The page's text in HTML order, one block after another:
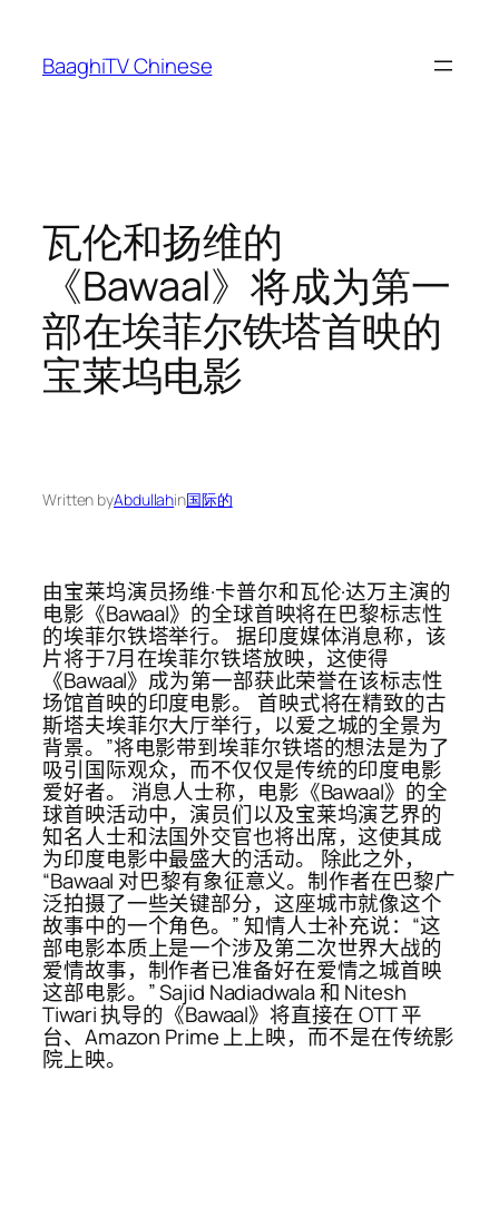
content
BaaghiTV Chinese
瓦伦和扬维的
《Bawaal》将成为第一
部在埃菲尔铁塔首映的
宝莱坞电影
Written byAbdullahin国际的
由宝莱坞演员扬维·卡普尔和瓦伦·达万主演的
电影《Bawaal》的全球首映将在巴黎标志性
的埃菲尔铁塔举行。 据印度媒体消息称，该
片将于7月在埃菲尔铁塔放映，这使得
《Bawaal》成为第一部获此荣誉在该标志性
场馆首映的印度电影。 首映式将在精致的古
斯塔夫埃菲尔大厅举行，以爱之城的全景为
背景。”将电影带到埃菲尔铁塔的想法是为了
吸引国际观众，而不仅仅是传统的印度电影
爱好者。 消息人士称，电影《Bawaal》的全
球首映活动中，演员们以及宝莱坞演艺界的
知名人士和法国外交官也将出席，这使其成
为印度电影中最盛大的活动。 除此之外，
“Bawaal 对巴黎有象征意义。制作者在巴黎广
泛拍摄了一些关键部分，这座城市就像这个
故事中的一个角色。” 知情人士补充说：“这
部电影本质上是一个涉及第二次世界大战的
爱情故事，制作者已准备好在爱情之城首映
这部电影。” Sajid Nadiadwala 和 Nitesh
Tiwari 执导的《Bawaal》将直接在 OTT 平
台、Amazon Prime 上上映，而不是在传统影
院上映。